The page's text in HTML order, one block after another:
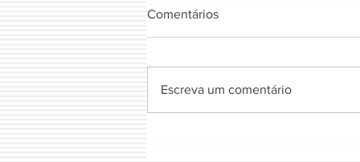
FIOTA NATURAL
Comentários
Escreva um comentário